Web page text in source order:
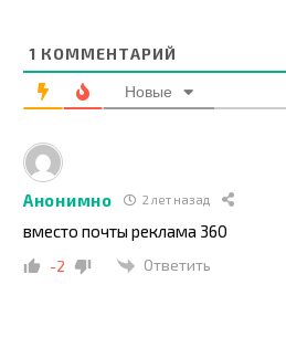
1 КОММЕНТАРИЙ
Новые
Анонимно 2 лет назад
вместо почты реклама 360
-2 Ответить